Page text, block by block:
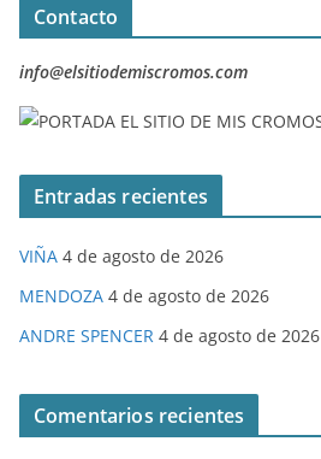
Contacto
info@elsitiodemiscromos.com
Entradas recientes
VIÑA 4 de agosto de 2026
MENDOZA 4 de agosto de 2026
ANDRE SPENCER 4 de agosto de 2026
Comentarios recientes